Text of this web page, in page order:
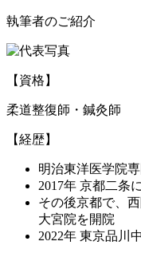
執筆者のご紹介
【資格】
柔道整復師・鍼灸師
【経歴】
明治東洋医学院
2017年 京都二条
その後京都で、
大宮院を開院
2022年 東京品川